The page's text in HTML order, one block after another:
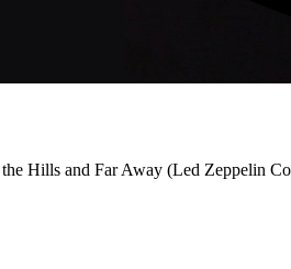
Hills and Far Away (Led Zeppelin